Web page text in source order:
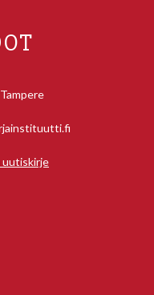
uutiskirje